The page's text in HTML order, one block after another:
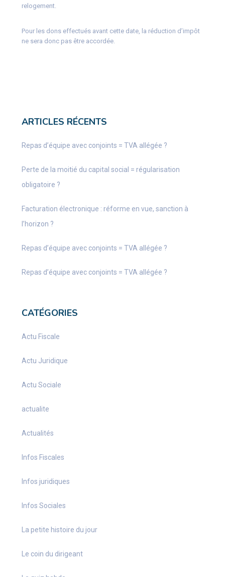
relogement.
Pour les dons effectués avant cette date, la réduction d’impôt
ne sera donc pas être accordée.
ARTICLES RÉCENTS
Repas d’équipe avec conjoints = TVA allégée ?
Perte de la moitié du capital social = régularisation
obligatoire ?
Facturation électronique : réforme en vue, sanction à
l’horizon ?
Repas d’équipe avec conjoints = TVA allégée ?
Repas d’équipe avec conjoints = TVA allégée ?
CATÉGORIES
Actu Fiscale
Actu Juridique
Actu Sociale
actualite
Actualités
Infos Fiscales
Infos juridiques
Infos Sociales
La petite histoire du jour
Le coin du dirigeant